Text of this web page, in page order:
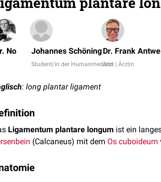
No Johannes Schöning
Student/in der Humanmedizin
Dr. Frank
Arzt | Ärztin
: long plantar ligament
Ligamentum plantare longum ist ein
(Calcaneus) mit dem Os cuboideum